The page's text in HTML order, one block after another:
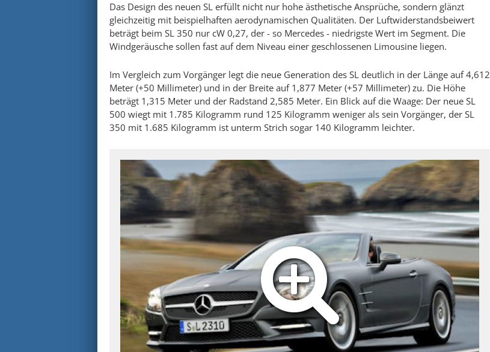
Das Design des neuen SL erfüllt nicht nur hohe ästhetische Ansprüche, sondern glänzt
gleichzeitig mit beispielhaften aerodynamischen Qualitäten. Der Luftwiderstandsbeiwert
beträgt beim SL 350 nur cW 0,27, der - so Mercedes - niedrigste Wert im Segment. Die
Windgeräusche sollen fast auf dem Niveau einer geschlossenen Limousine liegen.
Im Vergleich zum Vorgänger legt die neue Generation des SL deutlich in der Länge auf 4,612
Meter (+50 Millimeter) und in der Breite auf 1,877 Meter (+57 Millimeter) zu. Die Höhe
beträgt 1,315 Meter und der Radstand 2,585 Meter. Ein Blick auf die Waage: Der neue SL
500 wiegt mit 1.785 Kilogramm rund 125 Kilogramm weniger als sein Vorgänger, der SL
350 mit 1.685 Kilogramm ist unterm Strich sogar 140 Kilogramm leichter.